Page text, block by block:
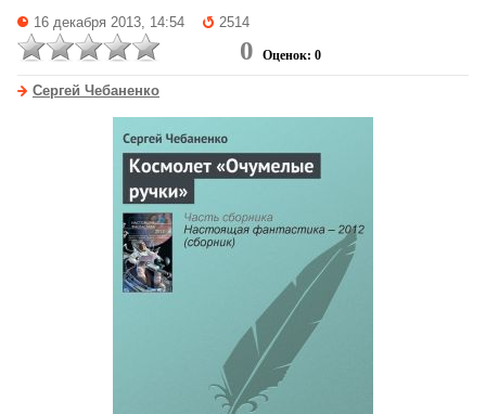
16 декабря 2013, 14:54 2514
0 Оценок: 0
Сергей Чебаненко